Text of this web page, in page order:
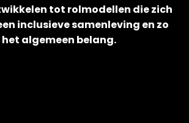
tot rolmodellen die zich
inclusieve samenleving en zo
algemeen belang.